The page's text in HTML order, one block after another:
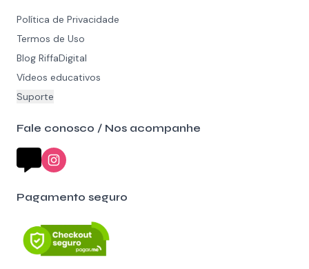
Política de Privacidade
Termos de Uso
Blog RiffaDigital
Vídeos educativos
Suporte
Fale conosco / Nos acompanhe
Pagamento seguro